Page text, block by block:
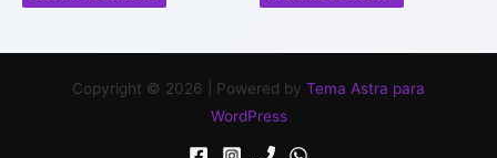
Copyright © 2026 | Powered by Tema Astra para
WordPress